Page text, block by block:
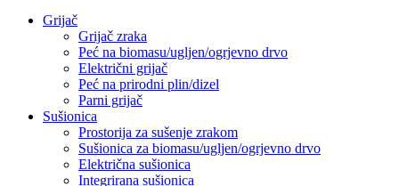
Grijač
Grijač zraka
Peć na biomasu/ugljen/ogrjevno drvo
Električni grijač
Peć na prirodni plin/dizel
Parni grijač
Sušionica
Prostorija za sušenje zrakom
Sušionica za biomasu/ugljen/ogrjevno drvo
Električna sušionica
Integrirana sušionica